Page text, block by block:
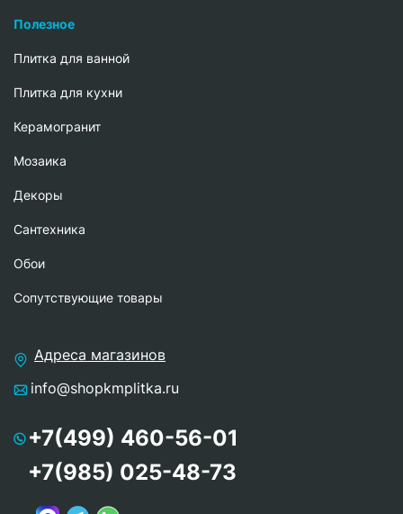
Полезное
Плитка для ванной
Плитка для кухни
Керамогранит
Мозаика
Декоры
Сантехника
Обои
Сопутствующие товары
Адреса магазинов
info@shopkmplitka.ru
+7(499) 460-56-01
+7(985) 025-48-73